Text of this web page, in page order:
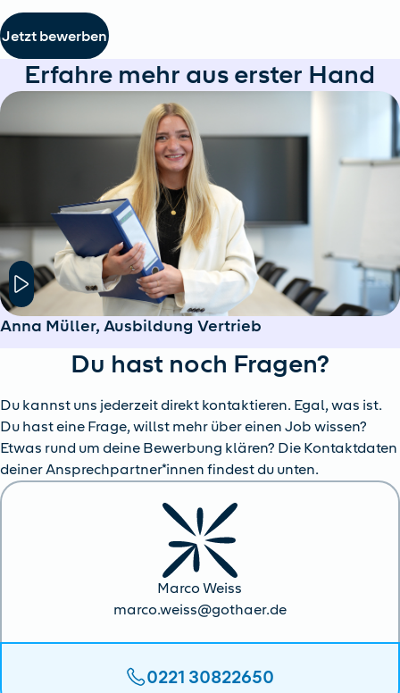
Jetzt bewerben
Erfahre mehr aus erster Hand
Hier klicken um das Modal Fenster zu öffnen
Anna Müller, Ausbildung Vertrieb
Du hast noch Fragen?
Du kannst uns jederzeit direkt kontaktieren. Egal, was ist.
Du hast eine Frage, willst mehr über einen Job wissen?
Etwas rund um deine Bewerbung klären? Die Kontaktdaten
deiner Ansprechpartner*innen findest du unten.
Marco Weiss
marco.weiss@gothaer.de
0221 30822650